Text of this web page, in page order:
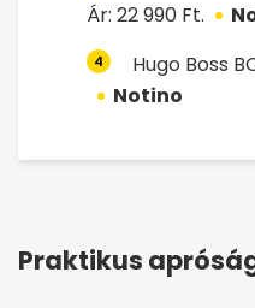
Ár: 22 990 Ft.
4
Hugo Boss
Notino
Praktikus